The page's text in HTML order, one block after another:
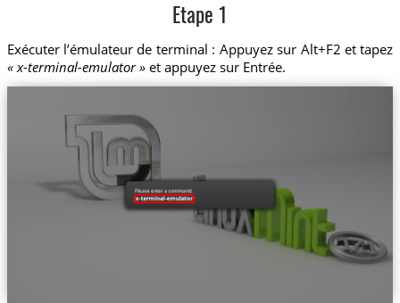
Etape 1
Exécuter l’émulateur de terminal : Appuyez sur Alt+F2 et tapez
« x-terminal-emulator »et appuyez sur Entrée.